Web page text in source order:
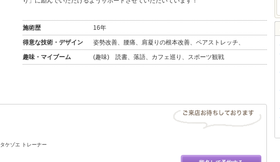
施術歴 16年
得意な技術・デザイン 姿勢改善、腰痛、肩凝りの根本改善、ペアストレッチ、
趣味・マイブーム (趣味) 読書、落語、カフェ巡り、スポーツ観戦
タケゾエ トレーナー